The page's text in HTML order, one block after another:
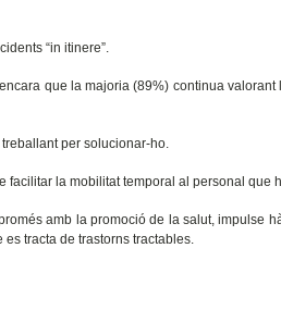
“in itinere”.
que la majoria (89%) continua valorant
per solucionar-ho.
facilitar la mobilitat temporal al personal que
amb la promoció de la salut, impulse
tracta de trastorns tractables.